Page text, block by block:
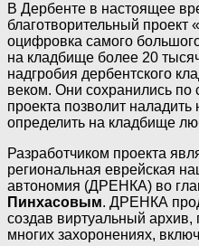
В Дербенте в настоящее
благотворительный проект
оцифровка самого
на кладбище более 20
надгробия дербентского
веком. Они сохранились по
проекта позволит
определить на кладбище
Разработчиком проекта
региональная еврейская
автономия (ДРЕНКА) во
Пинхасовым. ДРЕНКА
создав виртуальный
многих захоронениях,